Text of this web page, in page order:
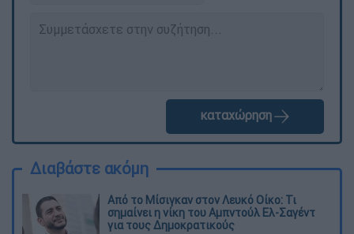
καταχώρηση
Διαβάστε ακόμη
Από το Μίσιγκαν στον Λευκό Οίκο: Τι
σημαίνει η νίκη του Αμπντούλ Ελ-Σαγέντ
για τους Δημοκρατικούς